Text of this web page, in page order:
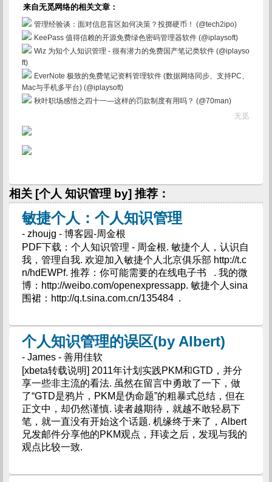
来自无觅网络的相关文章：
管理经验谈：面对信息盲区如何决策？投掷硬币！ (@tech2ipo)
KeePass 值得信赖的开源免费绿色密码管理器软件 (@iplaysoft)
Wiz 为知个人知识管理 - 很有潜力的免费国产笔记类软件 (@iplayso
ft)
EverNote 极致的免费笔记资料管理软件 (数据网络同步、支持PC、
Mac与手机多平台) (@iplaysoft)
秋叶职场感悟之四十一—这样的罚款制度有用吗？ (@70man)
无觅
相关 [个人 知识管理 by] 推荐：
敏捷个人：个人知识管理
- zhoujg - 博客园-周金根
PDF下载：个人知识管理 - 周金根. 敏捷个人，认识自
我，管理自我. 欢迎加入敏捷个人北京俱乐部 http://t.c
n/hdEWPf. 推荐：你可能需要的在线电子书 . 我的微
博：http://weibo.com/openexpressapp. 敏捷个人sina
围裙：http://q.t.sina.com.cn/135484 .
个人知识管理的误区(by Albert)
- James - 善用佳软
[xbeta转载说明] 2011年计划实践PKM和GTD，并分
享一些非主流的看法. 虽然在留言中勇敢了一下，做
了“GTD是鸦片，PKM是伪命题”的粗暴式总结，但在
正文中，却仍然谨慎. 读者越期待，就越不敢轻易下
笔，就一直没有开始这个话题. 机缘终于来了，Albert
兄发邮件分享他的PKM观点，拜读之后，发现与我的
观点比较一致.